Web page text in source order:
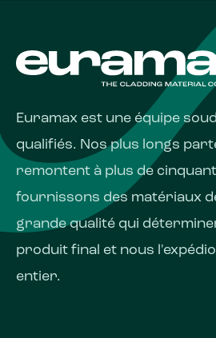
Euramax est une équipe
qualifiés. Nos plus longs
remontent à plus de
fournissons des matériaux
grande qualité qui
produit final et nous
entier.